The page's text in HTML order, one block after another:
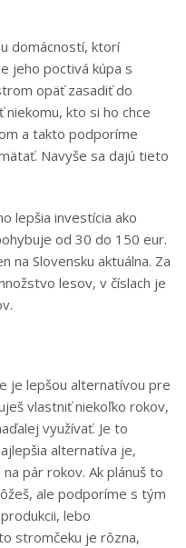
domácností, ktorí
jeho poctivá kúpa s
opäť zasadiť do
kto si ho chce
a takto podporíme
Navyše sa dajú tieto
lepšia investícia ako
od 30 do 150 eur.
na Slovensku aktuálna. Za
lesov, v číslach je
je lepšou alternatívou pre
vlastniť niekoľko rokov,
využívať. Je to
alternatíva je,
pár rokov. Ak plánuš to
ale podporíme s tým
lebo
stromčeku je rôzna,